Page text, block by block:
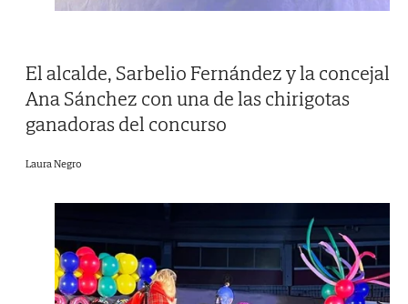
El alcalde, Sarbelio Fernández y la concejal
Ana Sánchez con una de las chirigotas
ganadoras del concurso
Laura Negro